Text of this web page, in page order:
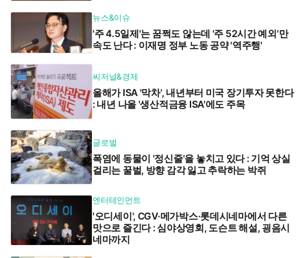
뉴스&이슈
'주 4.5일제'는 꿈쩍도 않는데 '주 52시간 예외'만
속도 난다 : 이재명 정부 노동 공약 '역주행'
씨저널&경제
올해가 ISA '막차', 내년부터 미국 장기투자 못한다
: 내년 나올 '생산적금융 ISA'에도 주목
글로벌
폭염에 동물이 '정신줄'을 놓치고 있다 : 기억 상실
걸리는 꿀벌, 방향 감각 잃고 추락하는 박쥐
엔터테인먼트
'오디세이', CGV·메가박스·롯데시네마에서 다른
맛으로 즐긴다 : 심야상영회, 도슨트 해설, 굉음시
네마까지